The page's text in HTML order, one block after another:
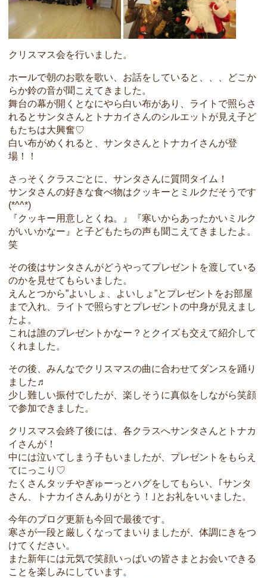
クリスマス会を行いました。
ホールで朝のお歌を歌い、お話をしていると、、、どこか
らか鈴の音が聞こえてきました。
舞台の幕が開くとなにやら白い布があり、ライトで照らさ
れるとサンタさんとトナカイさんのシルエットが見え子ど
もたちは大興奮♡
白い布がめくれると、サンタさんとトナカイさんが登
場！！
さっそくクラスごとに、サンタさんに質問タイム！
サンタさんの好きな食べ物はクッキーとミルクだそうです
(*^^*)
『クッキー用意しとくね。』『寒いからあったかいミルク
がいいかなー』と子どもたちの声も聞こえてきましたよ。
笑
その後はサンタさんがどうやってプレゼントを渡している
のかを見せてもらいました。
えんとつから”よいしょ、よいしょ”とプレゼントをお部屋
まで入れ、ライトで照らすとプレゼントの中身が見えまし
たよ。
これは誰のプレゼントかなー？とクイズも交えて紹介して
くれました。
その後、みんなでクリスマスの曲に合わせてダンスを踊り
ました♬
少し難しい振付でしたが、楽しそうに真似をしながら笑顔
で参加できました。
クリスマス会終了後には、各クラスへサンタさんとトナカ
イさんが！
中には泣いてしまう子もいましたが、プレゼントをもらえ
てにっこり♡
たくさんタッチやぎゅーっとハグをしてもらい、｢サンタ
さん、トナカイさんありがとう！｣とお礼をいいました。
今年のブログ更新も今回で最後です。
寒さが一段と厳しくなってまいりましたが、体調にきをつ
けてください。
また新年には元気で笑顔いっぱいの皆さまとお会いできる
ことを楽しみにしています。